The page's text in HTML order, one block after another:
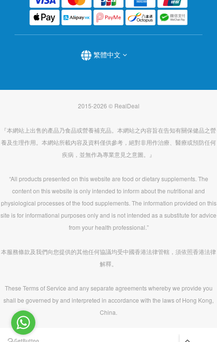
繁體中文
2015-2026 © RealDeal
『本網站上出售的產品乃食品或營養補充品。本網站之內容旨在告知有關保健品之營
養及生理作用。本網站所載內容及資料僅供參考，絕對非用作治療、醫療或預防任何
疾病，並無作為專業意見之意圖。』
“All products presented on this website are food or dietary supplements. The
content on this website is only intended to inform about the nutritional and
physiological processes of the food supplements. The information provided on this
site is for informational purposes only and is not intended as a substitute for advice
from your health professional.”
本服務條款及我們向您提供的其他任何協議均受中國香港法律管轄，須依照香港法律
解釋。
These Terms of Service and any separate agreements whereby we provide you
shall be governed by and interpreted in accordance with the laws of Hong Kong,
China.